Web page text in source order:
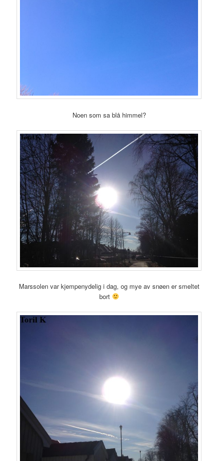
Noen som sa blå himmel?
Marssolen var kjempenydelig i dag, og mye av snøen er smeltet
bort